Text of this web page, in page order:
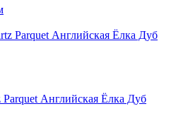
Английская Ёлка Дуб